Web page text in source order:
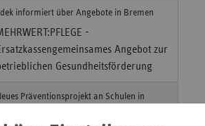
informiert über Angebote in Bremen
-
Angebot zur
Gesundheitsförderung
Präventionsprojekt an Schulen in